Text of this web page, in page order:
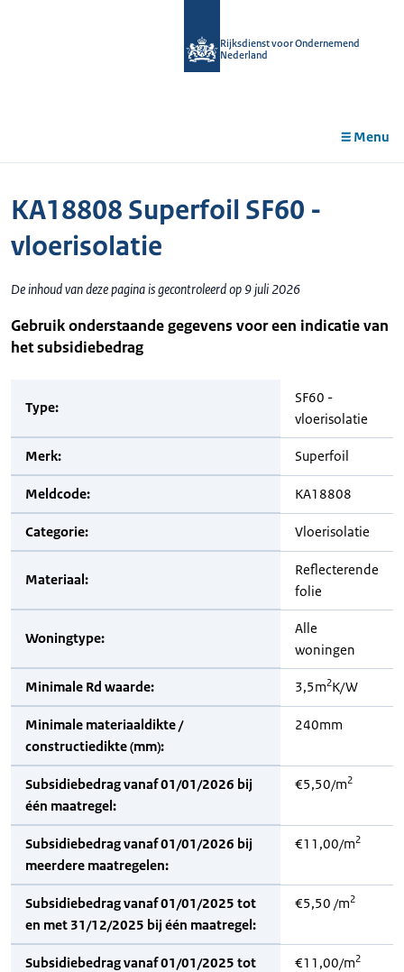
Rijksdienst voor Ondernemend
Nederland
Menu
KA18808 Superfoil SF60 -
vloerisolatie
De inhoud van deze pagina is gecontroleerd op 9 juli 2026
Gebruik onderstaande gegevens voor een indicatie van
het subsidiebedrag
Type:
SF60 -
vloerisolatie
Merk: Superfoil
Meldcode: KA18808
Categorie: Vloerisolatie
Materiaal:
Reflecterende
folie
Woningtype:
Alle
woningen
Minimale Rd waarde: 3,5m2K/W
Minimale materiaaldikte /
constructiedikte (mm):
240mm
Subsidiebedrag vanaf 01/01/2026 bij
één maatregel:
€5,50/m2
Subsidiebedrag vanaf 01/01/2026 bij
meerdere maatregelen:
€11,00/m2
Subsidiebedrag vanaf 01/01/2025 tot
en met 31/12/2025 bij één maatregel:
€5,50 /m2
Subsidiebedrag vanaf 01/01/2025 tot
€11,00/m2